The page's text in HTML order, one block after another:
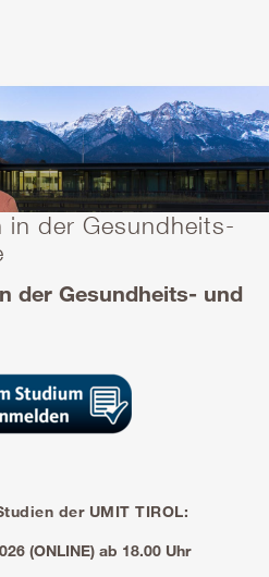
in der Gesundheits-
der Gesundheits- und
der UMIT TIROL:
(ONLINE) ab 18.00 Uhr